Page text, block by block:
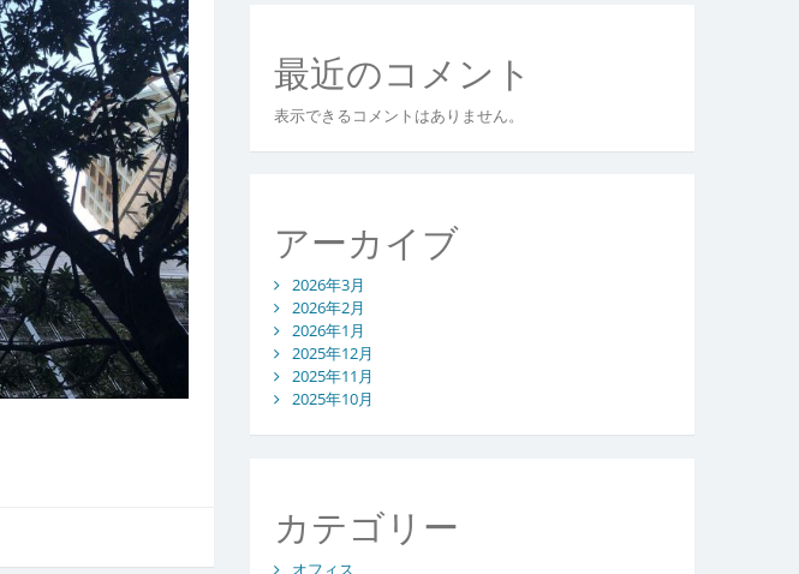
最近のコメント
表示できるコメントはありません。
アーカイブ
2026年3月
2026年2月
2026年1月
2025年12月
2025年11月
2025年10月
カテゴリー
オフィス